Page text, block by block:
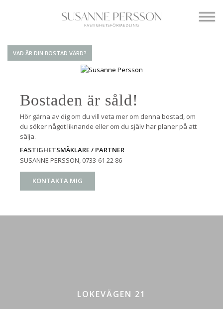
VAD ÄR DIN BOSTAD VÄRD?
Bostaden är såld!
Hör gärna av dig om du vill veta mer om denna bostad, om
du söker något liknande eller om du själv har planer på att
sälja.
FASTIGHETSMÄKLARE / PARTNER
SUSANNE PERSSON, 0733-61 22 86
KONTAKTA MIG
LOKEVÄGEN 21